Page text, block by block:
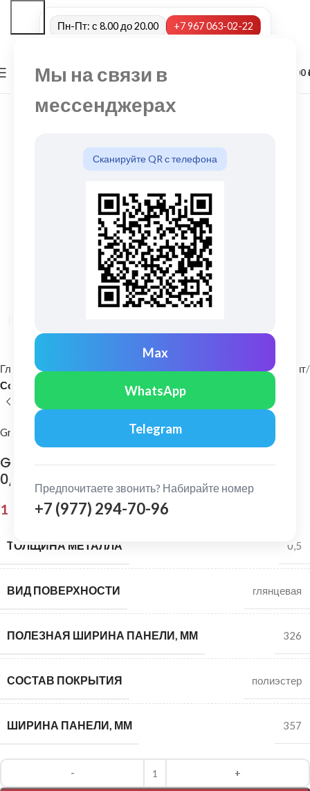
Мы на связи в
мессенджерах
Сканируйте QR с телефона
Max
WhatsApp
Telegram
Предпочитаете звонить? Набирайте номер
+7 (977) 294-70-96
Пн-Пт: с 8.00 до 20.00 +7 967 063-02-22
МЕНЮ 0,00
Главная Фасадные материалы Металлический сайдинг и софит
Софит
Grand Line
Grand Line: Софит центр. перфорация Satin
0,5 мм Ral 6005
1 135,00 ₽
ТОЛЩИНА МЕТАЛЛА 0,5
ВИД ПОВЕРХНОСТИ глянцевая
ПОЛЕЗНАЯ ШИРИНА ПАНЕЛИ, ММ 326
СОСТАВ ПОКРЫТИЯ полиэстер
ШИРИНА ПАНЕЛИ, ММ 357
Alternative: